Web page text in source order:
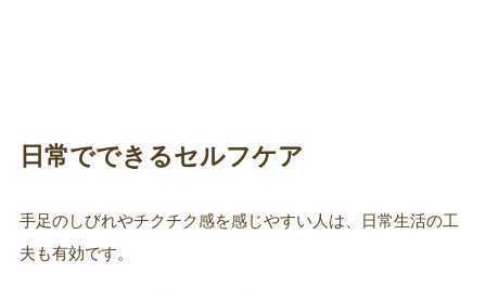
日常でできるセルフケア
手足のしびれやチクチク感を感じやすい人は、日常生活の工
夫も有効です。